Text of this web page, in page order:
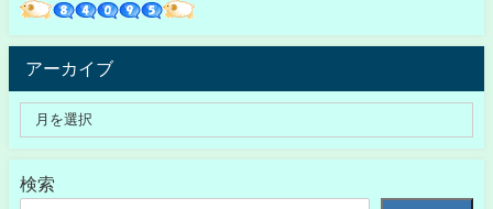
アーカイブ
検索